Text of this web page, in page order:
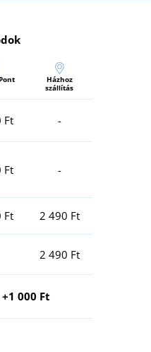
Házhoz
szállítás
Ft -
Ft -
Ft 2 490 Ft
2 490 Ft
+1 000 Ft